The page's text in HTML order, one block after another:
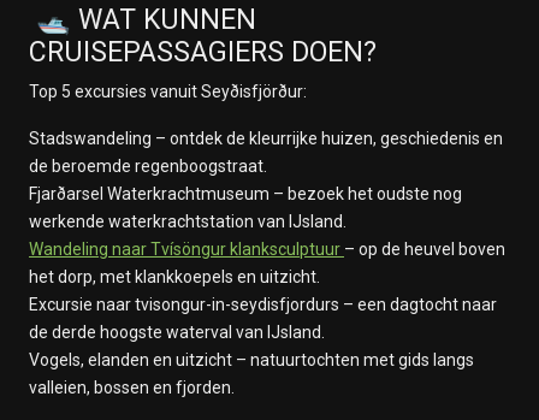
🛥️ WAT KUNNEN
CRUISEPASSAGIERS DOEN?
Top 5 excursies vanuit Seyðisfjörður:
Stadswandeling – ontdek de kleurrijke huizen, geschiedenis en
de beroemde regenboogstraat.
Fjarðarsel Waterkrachtmuseum – bezoek het oudste nog
werkende waterkrachtstation van IJsland.
Wandeling naar Tvísöngur klanksculptuur – op de heuvel boven
het dorp, met klankkoepels en uitzicht.
Excursie naar tvisongur-in-seydisfjordurs – een dagtocht naar
de derde hoogste waterval van IJsland.
Vogels, elanden en uitzicht – natuurtochten met gids langs
valleien, bossen en fjorden.